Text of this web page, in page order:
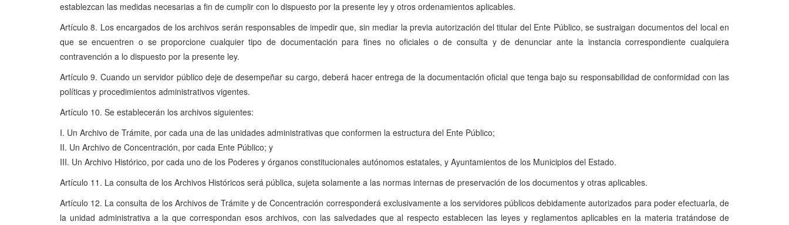
establezcan las medidas necesarias a fin de cumplir con lo dispuesto por la presente ley y otros ordenamientos aplicables.
Artículo 8. Los encargados de los archivos serán responsables de impedir que, sin mediar la previa autorización del titular del Ente Público, se sustraigan documentos del local en
que se encuentren o se proporcione cualquier tipo de documentación para fines no oficiales o de consulta y de denunciar ante la instancia correspondiente cualquiera
contravención a lo dispuesto por la presente ley.
Artículo 9. Cuando un servidor público deje de desempeñar su cargo, deberá hacer entrega de la documentación oficial que tenga bajo su responsabilidad de conformidad con las
políticas y procedimientos administrativos vigentes.
Artículo 10. Se establecerán los archivos siguientes:
I. Un Archivo de Trámite, por cada una de las unidades administrativas que conformen la estructura del Ente Público;
II. Un Archivo de Concentración, por cada Ente Público; y
III. Un Archivo Histórico, por cada uno de los Poderes y órganos constitucionales autónomos estatales, y Ayuntamientos de los Municipios del Estado.
Artículo 11. La consulta de los Archivos Históricos será pública, sujeta solamente a las normas internas de preservación de los documentos y otras aplicables.
Artículo 12. La consulta de los Archivos de Trámite y de Concentración corresponderá exclusivamente a los servidores públicos debidamente autorizados para poder efectuarla, de
la unidad administrativa a la que correspondan esos archivos, con las salvedades que al respecto establecen las leyes y reglamentos aplicables en la materia tratándose de